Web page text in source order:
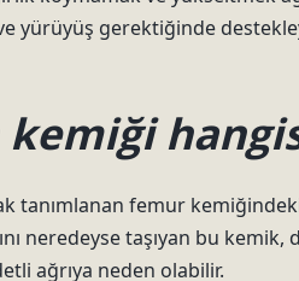
yürüyüş gerektiğinde
kemiği
tanımlanan femur kemiğindeki
neredeyse taşıyan bu kemik,
ağrıya neden olabilir.